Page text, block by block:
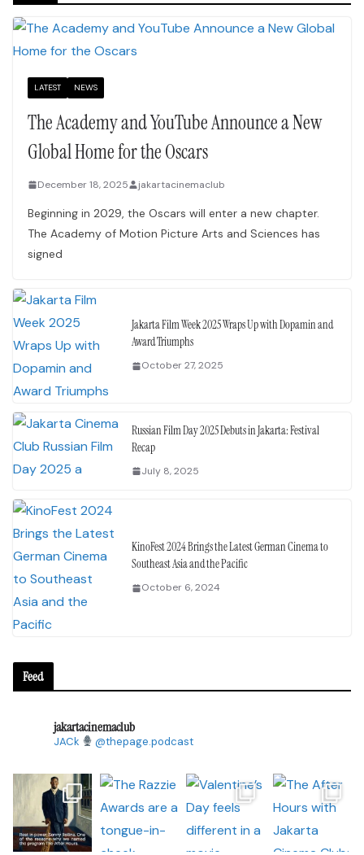
LATEST NEWS
The Academy and YouTube Announce a New
Global Home for the Oscars
December 18, 2025 jakartacinemaclub
Beginning in 2029, the Oscars will enter a new chapter.
The Academy of Motion Picture Arts and Sciences has
signed
Jakarta Film Week 2025 Wraps Up with Dopamin and
Award Triumphs
October 27, 2025
Russian Film Day 2025 Debuts in Jakarta: Festival
Recap
July 8, 2025
KinoFest 2024 Brings the Latest German Cinema to
Southeast Asia and the Pacific
October 6, 2024
Feed
jakartacinemaclub
JACk @thepage.podcast